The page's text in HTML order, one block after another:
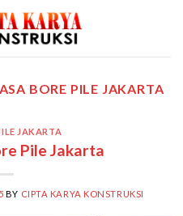
BORE PILE JAKARTA
JAKARTA
Pile Jakarta
BY CIPTA KARYA KONSTRUKSI